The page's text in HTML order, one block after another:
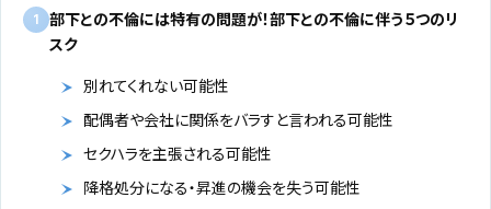
1 部下との不倫には特有の問題が！部下との不倫に伴う５つのリ
スク
別れてくれない可能性
配偶者や会社に関係をバラすと言われる可能性
セクハラを主張される可能性
降格処分になる・昇進の機会を失う可能性